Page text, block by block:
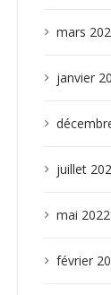
mars
janvier
juillet
mai 2022
février